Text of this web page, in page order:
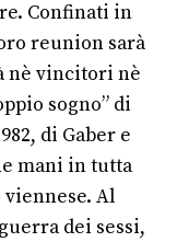
Confinati in
reunion sarà
nè vincitori nè
sogno” di
di Gaber e
mani in tutta
viennese. Al
dei sessi,